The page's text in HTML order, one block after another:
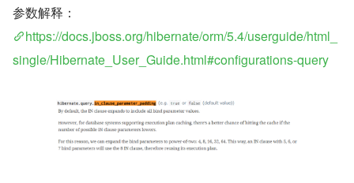
参数解释：
https://docs.jboss.org/hibernate/orm/5.4/userguide/html_
single/Hibernate_User_Guide.html#configurations-query